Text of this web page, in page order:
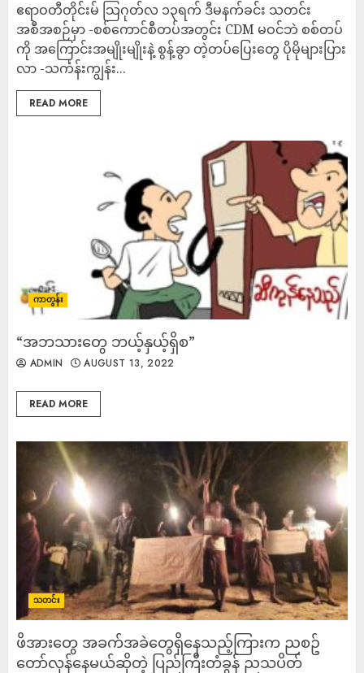
ဧရာဝတီတိုင်းမ် သြဂုတ်လ ၁၃ရက် ဒီမနက်ခင်း သတင်း
အစီအစဉ်မှာ -စစ်ကောင်စီတပ်အတွင်း CDM မဝင်ဘဲ စစ်တပ်
ကို အကြောင်းအမျိုးမျိုးနဲ့ စွန့်ခွာ တဲ့တပ်ပြေးတွေ ပိုမိုများပြား
လာ -သင်္ကန်းကျွန်း...
READ MORE
ကာတွန်း
“အဘသားတွေ ဘယ့်နှယ့်ရှိစ”
ADMIN AUGUST 13, 2022
READ MORE
သတင်း
ဖိအားတွေ အခက်အခဲတွေရှိနေသည့်ကြားက ညစဥ်​
တော်လှန်နေမယ်ဆိုတဲ့ ပြည်ကြီးတံခွန် ညသပိတ်